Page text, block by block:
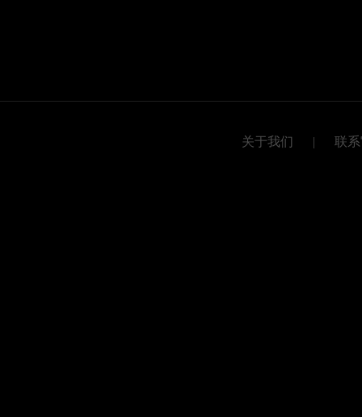
关于我们 | 联